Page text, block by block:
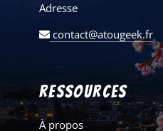
Adresse
contact@atougeek.fr
Ressources
À propos